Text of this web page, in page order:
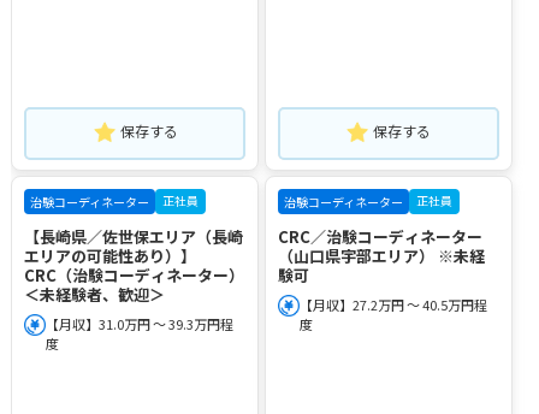
保存する 保存する
治験コーディネーター 正社員
【長崎県／佐世保エリア（長崎
エリアの可能性あり）】
CRC（治験コーディネーター）
＜未経験者、歓迎＞
【月収】31.0万円 ～ 39.3万円程
度
治験コーディネーター 正社員
CRC／治験コーディネーター
（山口県宇部エリア） ※未経
験可
【月収】27.2万円 ～ 40.5万円程
度